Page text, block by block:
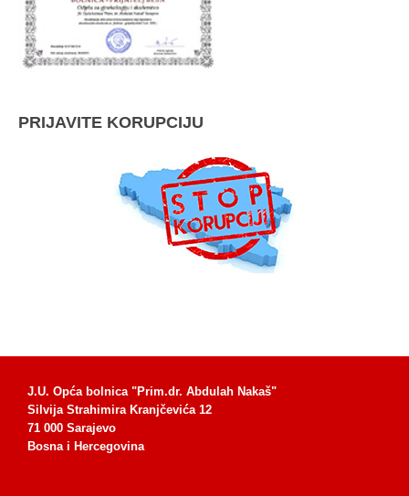
PRIJAVITE KORUPCIJU
J.U. Opća bolnica "Prim.dr. Abdulah Nakaš"
Silvija Strahimira Kranjčevića 12
71 000 Sarajevo
Bosna i Hercegovina